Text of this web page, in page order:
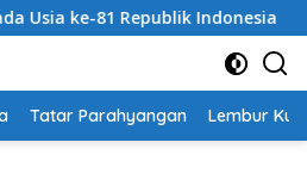
81 Republik Indonesia
Tatar Parahyangan Lembur